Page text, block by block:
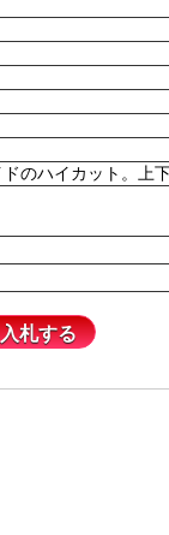
のハイカット。上